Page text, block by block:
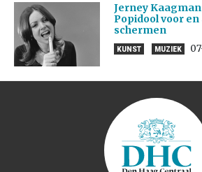
Jerney Kaagman
Popidool voor en
schermen
KUNST MUZIEK